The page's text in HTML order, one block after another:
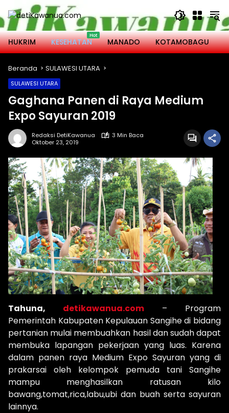
Langsung
ke
konten
HUKRIM
KESEHATAN MANADO KOTAMOBAGU
Beranda SULAWESI UTARA
SULAWESI UTARA
Gaghana Panen di Raya Medium
Expo Sayuran 2019
Redaksi DetiKawanua
3 Min Baca
Oktober 23, 2019
Tahuna, detikawanua.com – Program
Pemerintah Kabupaten Kepulauan Sangihe di bidang
pertanian mulai membuahkan hasil dan sudah dapat
membuka lapangan pekerjaan yang luas. Karena
dalam panen raya Medium Expo Sayuran yang di
prakarsai oleh kelompok pemuda tani Sangihe
mampu menghasilkan ratusan kilo
bawang,tomat,rica,labu,ubi dan buah serta sayuran
lainnya.